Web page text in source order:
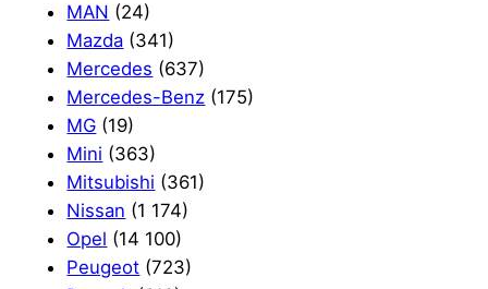
MAN (24)
Mazda (341)
Mercedes (637)
Mercedes-Benz (175)
MG (19)
Mini (363)
Mitsubishi (361)
Nissan (1 174)
Opel (14 100)
Peugeot (723)